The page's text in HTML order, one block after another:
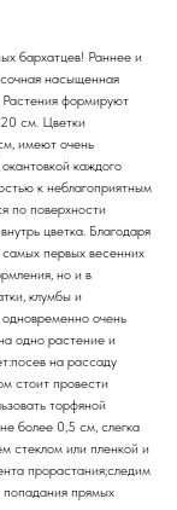
бархатцев! Раннее и
насыщенная
Растения формируют
см. Цветки
имеют очень
каждого
к неблагоприятным
по поверхности
цветка. Благодаря
первых весенних
но и в
клумбы и
очень
одно растение и
на рассаду
стоит провести
торфяной
более 0,5 см, слегка
стеклом или пленкой и
прорастания;следим
прямых